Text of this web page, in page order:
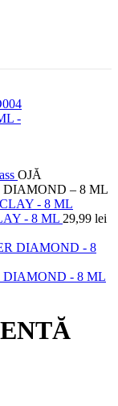
OJĂ
– 8 ML
- 8 ML 29,99 lei
DIAMOND - 8 ML